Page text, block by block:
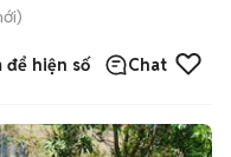
để hiện số Chat